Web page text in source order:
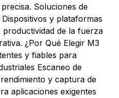
Soluciones de
y plataformas
de la fuerza
¿Por Qué Elegir M3
y fiables para
Escaneo de
y captura de
aplicaciones exigentes